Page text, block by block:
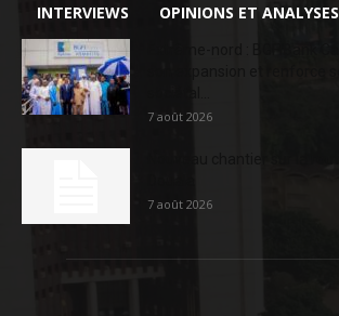
INTERVIEWS OPINIONS ET ANALYSES
7 août 2026
7 août 2026